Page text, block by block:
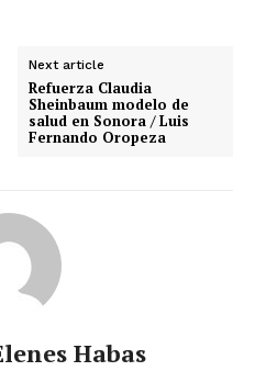
Next article
Refuerza Claudia
Sheinbaum modelo de
salud en Sonora / Luis
Fernando Oropeza
Habas